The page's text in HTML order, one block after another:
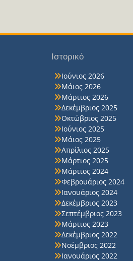
Ιστορικό
Ιούνιος 2026
Μάιος 2026
Μάρτιος 2026
Δεκέμβριος 2025
Οκτώβριος 2025
Ιούνιος 2025
Μάιος 2025
Απρίλιος 2025
Μάρτιος 2025
Μάρτιος 2024
Φεβρουάριος 2024
Ιανουάριος 2024
Δεκέμβριος 2023
Σεπτέμβριος 2023
Μάρτιος 2023
Δεκέμβριος 2022
Νοέμβριος 2022
Ιανουάριος 2022